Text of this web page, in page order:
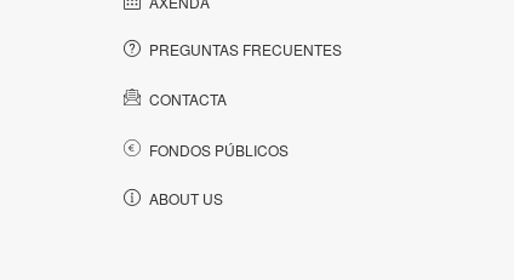
PREGUNTAS FRECUENTES
CONTACTA
FONDOS PÚBLICOS
ABOUT US